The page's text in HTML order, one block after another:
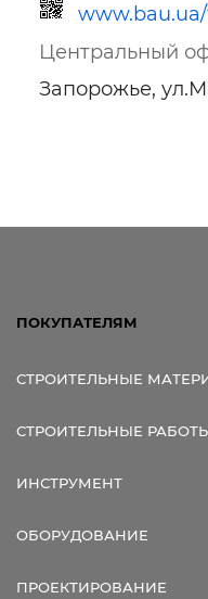
Центральный
Запорожье,
ПОКУПАТЕЛЯМ
СТРОИТЕЛЬНЫЕ
СТРОИТЕЛЬНЫЕ
ИНСТРУМЕНТ
ОБОРУДОВАНИЕ
ПРОЕКТИРОВАНИЕ